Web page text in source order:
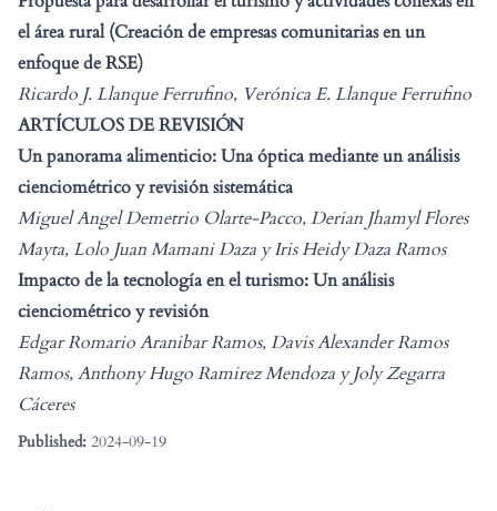
el área rural (Creación de empresas comunitarias en un
enfoque de RSE)
Ricardo J. Llanque Ferrufino, Verónica E. Llanque Ferrufino
ARTÍCULOS DE REVISIÓN
Un panorama alimenticio: Una óptica mediante un análisis
cienciométrico y revisión sistemática
Miguel Angel Demetrio Olarte-Pacco, Derian Jhamyl Flores
Mayta, Lolo Juan Mamani Daza y Iris Heidy Daza Ramos
Impacto de la tecnología en el turismo: Un análisis
cienciométrico y revisión
Edgar Romario Aranibar Ramos, Davis Alexander Ramos
Ramos, Anthony Hugo Ramirez Mendoza y Joly Zegarra
Cáceres
Published: 2024-09-19